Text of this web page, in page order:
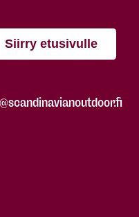
Siirry etusivulle